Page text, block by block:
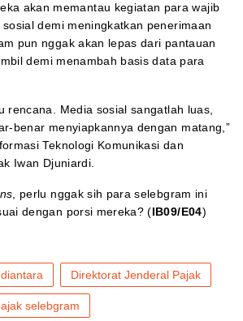
akan memantau kegiatan para wajib
demi meningkatkan penerimaan
pun nggak akan lepas dari pantauan
demi menambah basis data para
rencana. Media sosial sangatlah luas,
benar menyiapkannya dengan matang,”
Teknologi Komunikasi dan
Iwan Djuniardi.
, perlu nggak sih para selebgram ini
dengan porsi mereka? (IB09/E04)
Direktorat Jenderal Pajak
selebgram